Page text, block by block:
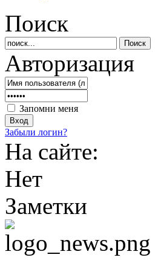
Поиск
Авторизация
Запомни меня
Забыли логин?
На сайте:
Нет
Заметки